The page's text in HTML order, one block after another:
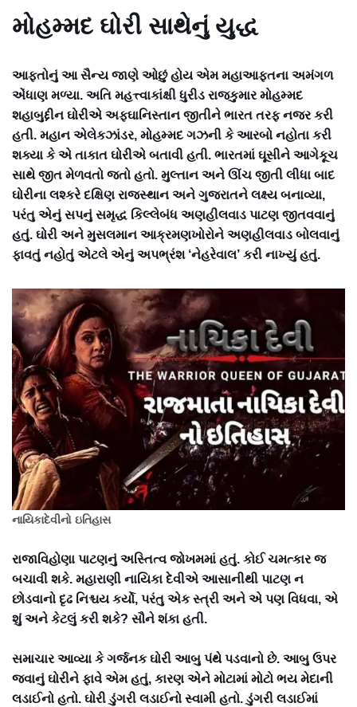
મોહમ્મદ ઘોરી સાથેનું યુદ્ધ
આફ્તોનું આ સૈન્ય જાણે ઓછું હોય એમ મહાઆફ્તના અમંગળ
એંધાણ મળ્યા. અતિ મહત્ત્વાકાંક્ષી ધુરીડ રાજકુમાર મોહમ્મદ
શહાબુદ્દીન ઘોરીએ અફઘાનિસ્તાન જીતીને ભારત તરફ નજર કરી
હતી. મહાન એલેકઝાંડર, મોહમ્મદ ગઝની કે આરબો નહોતા કરી
શક્યા કે એ તાકાત ઘોરીએ બતાવી હતી. ભારતમાં ઘૂસીને આગેકૂચ
સાથે જીત મેળવતો જતો હતો. મુલ્તાન અને ઊંચ જીતી લીધા બાદ
ઘોરીના લશ્કરે દક્ષિણ રાજસ્થાન અને ગુજરાતને લક્ષ્ય બનાવ્યા,
પરંતુ એનું સપનું સમૃદ્ધ કિલ્લેબંધ અણહીલવાડ પાટણ જીતવવાનું
હતું. ઘોરી અને મુસલમાન આક્રમણખોરોને અણહીલવાડ બોલવાનું
ફાવતું નહોતું એટલે એનું અપભ્રંશ ‘નેહરેવાલ’ કરી નાખ્યું હતું.
નાયિકાદેવીનો ઇતિહાસ
રાજાવિહોણા પાટણનું અસ્તિત્વ જોખમમાં હતું. કોઈ ચમત્કાર જ
બચાવી શકે. મહારાણી નાયિકા દેવીએ આસાનીથી પાટણ ન
છોડવાનો દૃઢ નિશ્ચય કર્યો, પરંતુ એક સ્ત્રી અને એ પણ વિધવા, એ
શું અને કેટલું કરી શકે? સૌને શંકા હતી.
સમાચાર આવ્યા કે ગર્જનક ઘોરી આબુ પંથે પડવાનો છે. આબુ ઉપર
જવાનું ઘોરીને ફાવે એમ હતું, કારણ એને મોટામાં મોટો ભય મેદાની
લડાઈનો હતો. ઘોરી ડુંગરી લડાઈનો સ્વામી હતો. ડુંગરી લડાઈમાં